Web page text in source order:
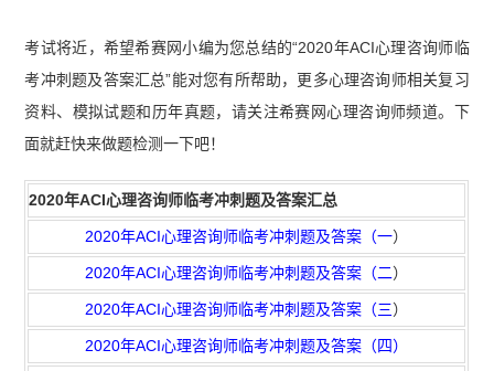
考试将近，希望希赛网小编为您总结的“2020年ACI心理咨询师临
考冲刺题及答案汇总”能对您有所帮助，更多心理咨询师相关复习
资料、模拟试题和历年真题，请关注希赛网心理咨询师频道。下
面就赶快来做题检测一下吧！
2020年ACI心理咨询师临考冲刺题及答案汇总
2020年ACI心理咨询师临考冲刺题及答案（一）
2020年ACI心理咨询师临考冲刺题及答案（二）
2020年ACI心理咨询师临考冲刺题及答案（三）
2020年ACI心理咨询师临考冲刺题及答案（四）